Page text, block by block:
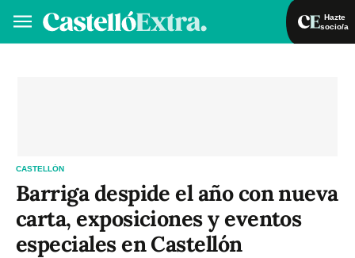
Hazte
socio/a
CASTELLÓN
Barriga despide el año con nueva
carta, exposiciones y eventos
especiales en Castellón